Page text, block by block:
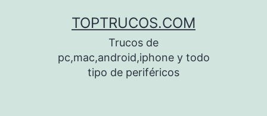
TOPTRUCOS.COM
Trucos de
pc,mac,android,iphone y todo
tipo de periféricos